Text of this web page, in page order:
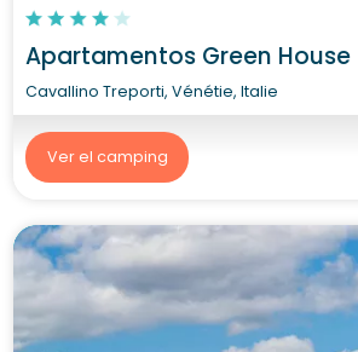
Apartamentos Green House
Cavallino Treporti, Vénétie, Italie
Ver el camping